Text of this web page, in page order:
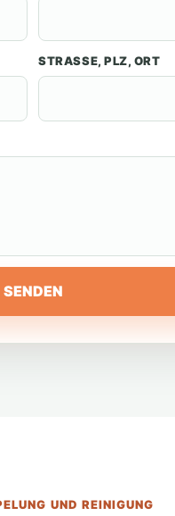
STRASSE, PLZ, ORT
SENDEN
UND REINIGUNG